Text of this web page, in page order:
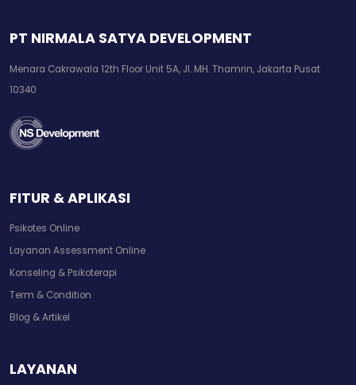
PT NIRMALA SATYA DEVELOPMENT
Menara Cakrawala 12th Floor Unit 5A, Jl. MH. Thamrin, Jakarta Pusat
10340
FITUR & APLIKASI
Psikotes Online
Layanan Assessment Online
Konseling & Psikoterapi
Term & Condition
Blog & Artikel
LAYANAN